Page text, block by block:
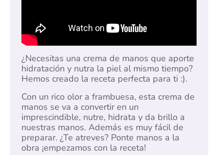
¿Necesitas una crema de manos que aporte
hidratación y nutra la piel al mismo tiempo?
Hemos creado la receta perfecta para ti :).
Con un rico olor a frambuesa, esta crema de
manos se va a convertir en un
imprescindible, nutre, hidrata y da brillo a
nuestras manos. Además es muy fácil de
preparar. ¿Te atreves? Ponte manos a la
obra ¡empezamos con la receta!